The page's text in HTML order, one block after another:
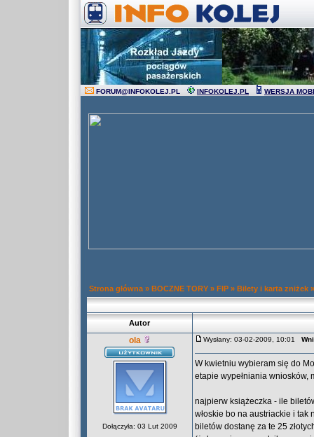
FORUM@INFOKOLEJ.PL INFOKOLEJ.PL WERSJA
Strona główna » BOCZNE TORY » FIP » Bilety i karta zniżek
Autor
ola
Dołączyła: 03 Lut 2009
Wysłany: 03-02-2009, 10:01
W kwietniu wybieram się do
etapie wypełniania wniosków,
najpierw książeczka - ile
włoskie bo na austriackie i
biletów dostanę za te 25